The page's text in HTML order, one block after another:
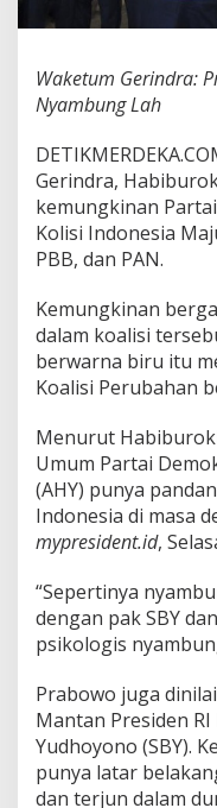
w
d
A
H
Y
S
e
p
t
i
n
y
a
y
a
m
b
u
n
L
a
Waketum Gerindra:
Nyambung Lah
Gerindra,
kemungkinan
Kolisi Indonesia
PBB, dan PAN.
Kemungkinan
dalam koalisi
berwarna biru itu
Koalisi Perubahan
Menurut
Umum Partai
(AHY) punya
Indonesia di masa
mypresident.id,
“Sepertinya
dengan pak SBY
psikologis
Prabowo juga
Mantan Presiden
Yudhoyono (SBY).
punya latar
dan terjun dalam